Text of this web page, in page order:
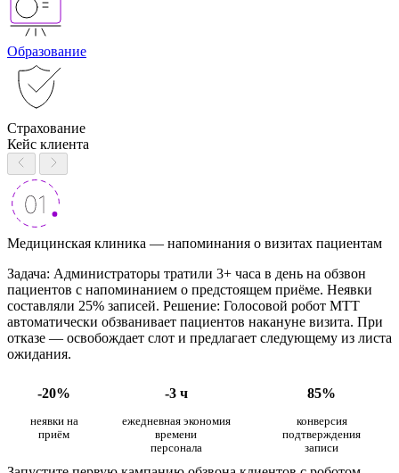
Образование
Страхование
Кейс клиента
Медицинская клиника — напоминания о визитах пациентам
Задача: Администраторы тратили 3+ часа в день на обзвон
пациентов с напоминанием о предстоящем приёме. Неявки
составляли 25% записей. Решение: Голосовой робот МТТ
автоматически обзванивает пациентов накануне визита. При
отказе — освобождает слот и предлагает следующему из листа
ожидания.
-20% -3 ч 85%
неявки на
приём
ежедневная экономия
времени
персонала
конверсия
подтверждения
записи